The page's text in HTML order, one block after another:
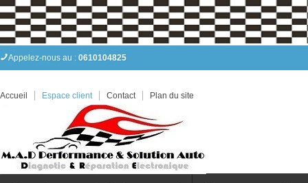
Appelez-nous au : 0610104825
Accueil Espace client Contact Plan du site